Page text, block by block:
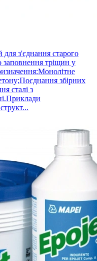
з'єднання старого
заповнення тріщин у
збірних
сталі з